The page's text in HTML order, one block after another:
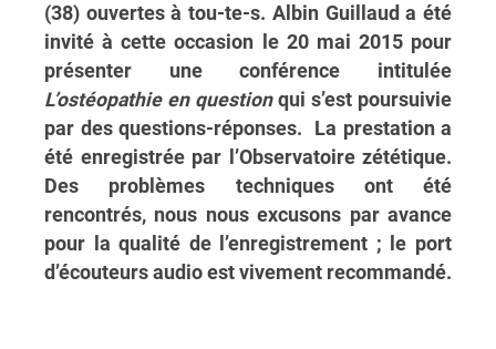
(38) ouvertes à tou-te-s. Albin Guillaud a été
invité à cette occasion le 20 mai 2015 pour
présenter une conférence intitulée
L’ostéopathie en question qui s’est poursuivie
par des questions-réponses. La prestation a
été enregistrée par l’Observatoire zététique.
Des problèmes techniques ont été
rencontrés, nous nous excusons par avance
pour la qualité de l’enregistrement ; le port
d’écouteurs audio est vivement recommandé.